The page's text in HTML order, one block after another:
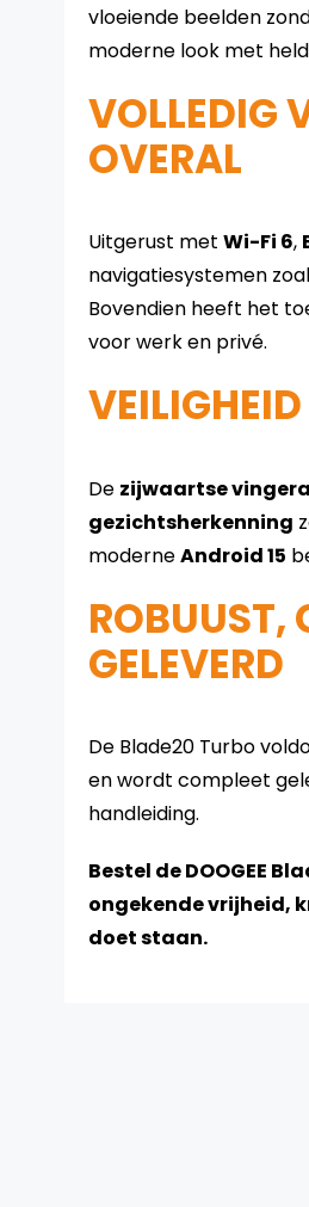
vloeiende beelden
moderne look met
VOLLEDIG
OVERAL
Uitgerust met Wi-Fi 6,
navigatiesystemen
Bovendien heeft het
voor werk en privé.
De zijwaartse
gezichtsherkenning
moderneAndroid 15
ROBUUST,
GELEVERD
De Blade20 Turbo
en wordt compleet
handleiding.
Bestel de DOOGEE
ongekende vrijheid,
doet staan.